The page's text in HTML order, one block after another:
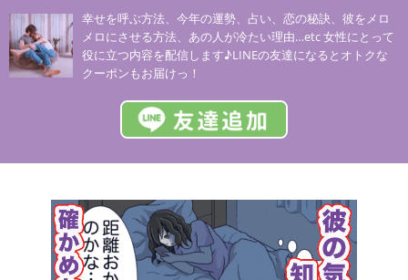
幸せを呼ぶ方法、今年の運勢、占い、恋の秘訣、彼をメロ
メロにさせる方法、あの人が冷たい理由…etc 女性にとって
役に立つ内容を配信します♪LINEの友達になるとオトクな
クーポンもお届けっ！